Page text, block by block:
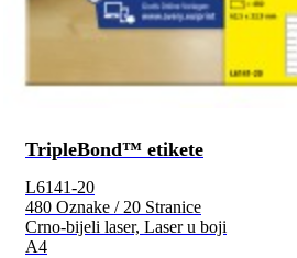
TripleBond™ etikete
L6141-20
480 Oznake / 20 Stranice
Crno-bijeli laser, Laser u boji
A4